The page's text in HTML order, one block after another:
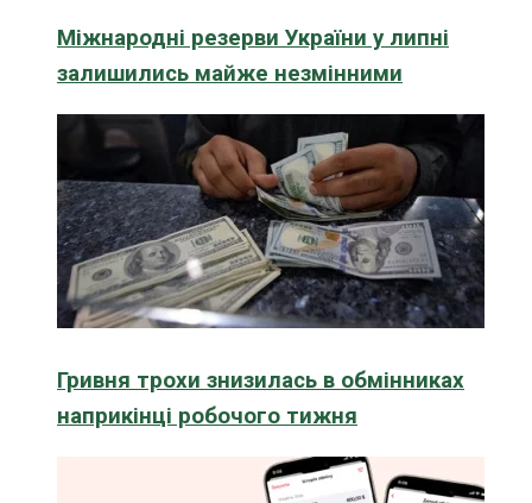
Міжнародні резерви України у липні
залишились майже незмінними
Гривня трохи знизилась в обмінниках
наприкінці робочого тижня